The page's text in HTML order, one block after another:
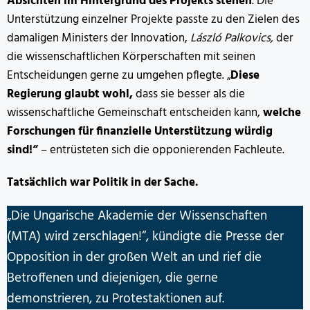
Unterstützung einzelner Projekte passte zu den Zielen des
damaligen Ministers der Innovation, László Palkovics,der
die wissenschaftlichen Körperschaften mit seinen
Entscheidungen gerne zu umgehen pflegte. „Diese
Regierung glaubt wohl,dass sie besser als die
wissenschaftliche Gemeinschaft entscheiden kann,welche
Forschungen für finanzielle Unterstützung würdig
sind!“– entrüsteten sich die opponierenden Fachleute.
Tatsächlich war Politik in der Sache.
„Die Ungarische Akademie der Wissenschaften
(MTA) wird zerschlagen!“, kündigte die Presse der
Opposition in der großen Welt an und rief die
Betroffenen und diejenigen, die gerne
demonstrieren, zu Protestaktionen auf.